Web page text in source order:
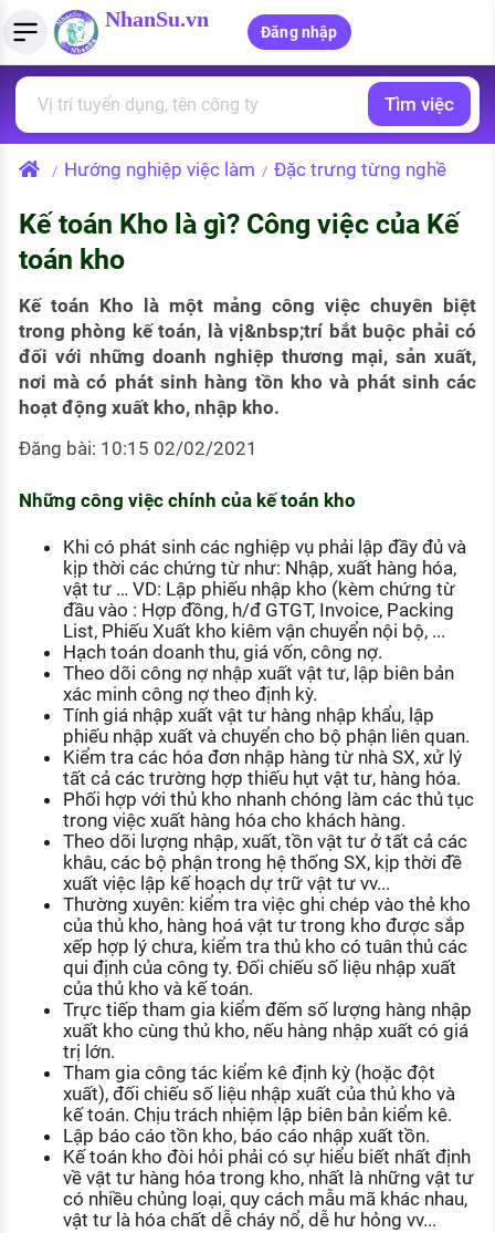
NhanSu.vn
Đăng nhập
Tìm việc làm
Việc làm ngành luật
Việc làm lương cao
CÔNG TY
Danh sách nhà tuyển dụng
Nhà tuyển dụng hàng đầu
Quản lý CV
Tải CV lên
Tạo CV trực tuyến
Mẫu CV đơn giản
Mẫu CV hiện đại
Tính lương Gross - Net
Tính thuế thu nhập cá nhân
Tính trợ cấp thất nghiệp
PHÁP LUẬT VIỆT NAM
Văn bản pháp luật
PHÁP LUẬT LAO ĐỘNG
Lao động và tiền lương
Bảo hiểm và phúc lợi
Thuế thu nhập
Hồ sơ biểu mẫu
KHÁM PHÁ NGHỀ NGHIỆP
Tử vi nghề nghiệp
Kỹ năng nghề nghiệp
HƯỚNG NGHIỆP VIỆC LÀM
Đặc trưng từng nghề
Xu hướng việc làm
XÂY DỰNG VÀ PHÁT TRIỂN ĐỘI NGŨ
NHÂN SỰ
TUYỂN DỤNG VIỆC LÀM
Tìm việc
/ Hướng nghiệp việc làm / Đặc trưng từng nghề
Kế toán Kho là gì? Công việc của Kế
toán kho
Kế toán Kho là một mảng công việc chuyên biệt
trong phòng kế toán, là vị&nbsp;trí bắt buộc phải có
đối với những doanh nghiệp thương mại, sản xuất,
nơi mà có phát sinh hàng tồn kho và phát sinh các
hoạt động xuất kho, nhập kho.
Đăng bài: 10:15 02/02/2021
Những công việc chính của kế toán kho
Khi có phát sinh các nghiệp vụ phải lập đầy đủ và
kịp thời các chứng từ như: Nhập, xuất hàng hóa,
vật tư … VD: Lập phiếu nhập kho (kèm chứng từ
đầu vào : Hợp đồng, h/đ GTGT, Invoice, Packing
List, Phiếu Xuất kho kiêm vận chuyển nội bộ, ...
Hạch toán doanh thu, giá vốn, công nợ.
Theo dõi công nợ nhập xuất vật tư, lập biên bản
xác minh công nợ theo định kỳ.
Tính giá nhập xuất vật tư hàng nhập khẩu, lập
phiếu nhập xuất và chuyển cho bộ phận liên quan.
Kiểm tra các hóa đơn nhập hàng từ nhà SX, xử lý
tất cả các trường hợp thiếu hụt vật tư, hàng hóa.
Phối hợp với thủ kho nhanh chóng làm các thủ tục
trong việc xuất hàng hóa cho khách hàng.
Theo dõi lượng nhập, xuất, tồn vật tư ở tất cả các
khâu, các bộ phận trong hệ thống SX, kịp thời đề
xuất việc lập kế hoạch dự trữ vật tư vv...
Thường xuyên: kiểm tra việc ghi chép vào thẻ kho
của thủ kho, hàng hoá vật tư trong kho được sắp
xếp hợp lý chưa, kiểm tra thủ kho có tuân thủ các
qui định của công ty. Đối chiếu số liệu nhập xuất
của thủ kho và kế toán.
Trực tiếp tham gia kiểm đếm số lượng hàng nhập
xuất kho cùng thủ kho, nếu hàng nhập xuất có giá
trị lớn.
Tham gia công tác kiểm kê định kỳ (hoặc đột
xuất), đối chiếu số liệu nhập xuất của thủ kho và
kế toán. Chịu trách nhiệm lập biên bản kiểm kê.
Lập báo cáo tồn kho, báo cáo nhập xuất tồn.
Kế toán kho đòi hỏi phải có sự hiểu biết nhất định
về vật tư hàng hóa trong kho, nhất là những vật tư
có nhiều chủng loại, quy cách mẫu mã khác nhau,
vật tư là hóa chất dễ cháy nổ, dễ hư hỏng vv...